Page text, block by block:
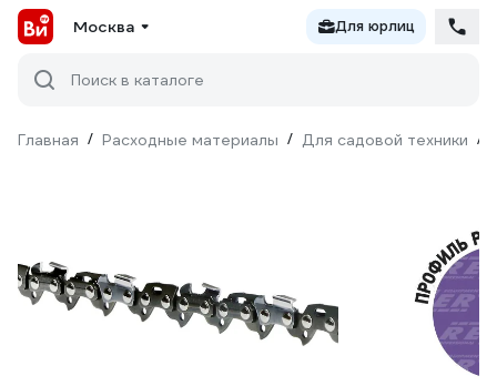
Москва Для юрлиц
Поиск в каталоге
Главная / Расходные материалы / Для садовой техники /